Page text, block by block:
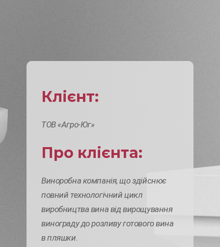
Клієнт:
ТОВ «Агро-Юг»
Про клієнта:
Виноробна компанія, що здійснює
повний технологічний цикл
виробництва вина від вирощування
винограду до розливу готового вина
в пляшки.